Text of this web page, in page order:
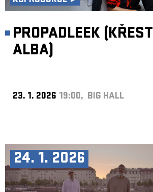
PROPADLEEK (KŘEST
ALBA)
23. 1. 2026 19:00, BIG HALL
24. 1. 2026